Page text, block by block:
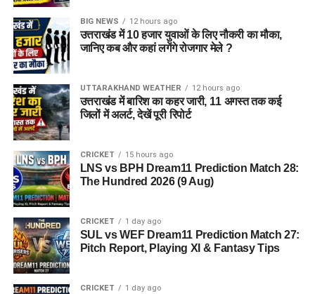
की विकास यात्रा को नई गति मिले।
BIG NEWS 12 hours ago
उत्तराखंड में 10 हजार युवाओं के लिए नौकरी का मौका,
जानिए कब और कहां लगेंगे रोजगार मेले ?
UTTARAKHAND WEATHER 12 hours ago
उत्तराखंड में बारिश का कहर जारी, 11 अगस्त तक कई
जिलों में अलर्ट, देखें पूरी रिपोर्ट
CRICKET 15 hours ago
LNS vs BPH Dream11 Prediction Match 28:
The Hundred 2026 (9 Aug)
CRICKET 1 day ago
SUL vs WEF Dream11 Prediction Match 27:
Pitch Report, Playing XI & Fantasy Tips
CRICKET 1 day ago